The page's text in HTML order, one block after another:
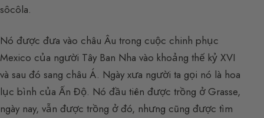
sôcôla.
Nó được đưa vào châu Âu trong cuộc chinh phục
Mexico của người Tây Ban Nha vào khoảng thế kỷ XVI
và sau đó sang châu Á. Ngày xưa người ta gọi nó là hoa
lục bình của Ấn Độ. Nó đầu tiên được trồng ở Grasse,
ngày nay, vẫn được trồng ở đó, nhưng cũng được tìm